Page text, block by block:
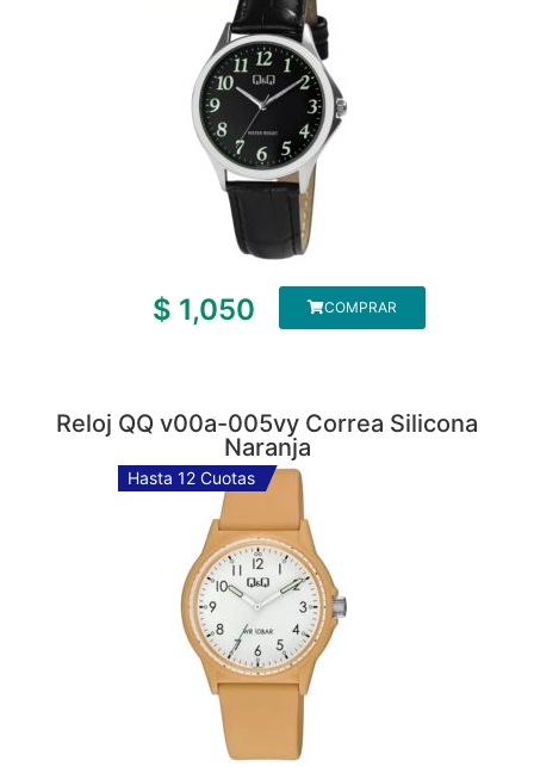
$ 1,050 COMPRAR
Reloj QQ v00a-005vy Correa Silicona
Naranja
Hasta 12 Cuotas